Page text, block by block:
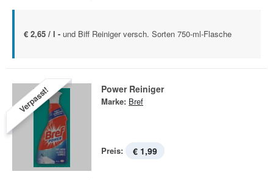
€ 2,65 / l - und Biff Reiniger versch. Sorten 750-ml-Flasche
Verpasst! Power Reiniger
Marke: Bref
Preis: € 1,99